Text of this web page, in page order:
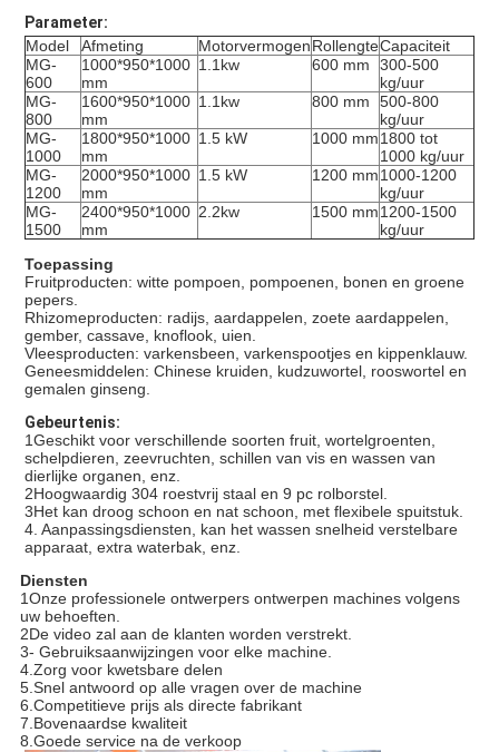
Parameter:
Model
Afmeting MotorvermogenRollengteCapaciteit
MG-
600
1000*950*1000
mm
1.1kw 600 mm
300-500
kg/uur
MG-
800
1600*950*1000
mm
1.1kw 800 mm
500-800
kg/uur
MG-
1000
1800*950*1000
mm
1.5 kW 1000 mm1800 tot
1000 kg/uur
MG-
1200
2000*950*1000
mm
1.5 kW 1200 mm1000-1200
kg/uur
MG-
1500
2400*950*1000
mm
2.2kw 1500 mm1200-1500
kg/uur
Toepassing
Fruitproducten: witte pompoen, pompoenen, bonen en groene
pepers.
Rhizomeproducten: radijs, aardappelen, zoete aardappelen,
gember, cassave, knoflook, uien.
Vleesproducten: varkensbeen, varkenspootjes en kippenklauw.
Geneesmiddelen: Chinese kruiden, kudzuwortel, rooswortel en
gemalen ginseng.
Gebeurtenis:
1Geschikt voor verschillende soorten fruit, wortelgroenten,
schelpdieren, zeevruchten, schillen van vis en wassen van
dierlijke organen, enz.
2Hoogwaardig 304 roestvrij staal en 9 pc rolborstel.
3Het kan droog schoon en nat schoon, met flexibele spuitstuk.
4. Aanpassingsdiensten, kan het wassen snelheid verstelbare
apparaat, extra waterbak, enz.
Diensten
1Onze professionele ontwerpers ontwerpen machines volgens
uw behoeften.
2De video zal aan de klanten worden verstrekt.
3- Gebruiksaanwijzingen voor elke machine.
4.Zorg voor kwetsbare delen
5.Snel antwoord op alle vragen over de machine
6.Competitieve prijs als directe fabrikant
7.Bovenaardse kwaliteit
8.Goede service na de verkoop